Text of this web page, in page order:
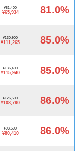
¥81,400
¥65,934 81.0%
¥130,900
¥111,265 85.0%
¥136,400
¥115,940 85.0%
¥126,500
¥108,790 86.0%
¥93,500
¥80,410 86.0%